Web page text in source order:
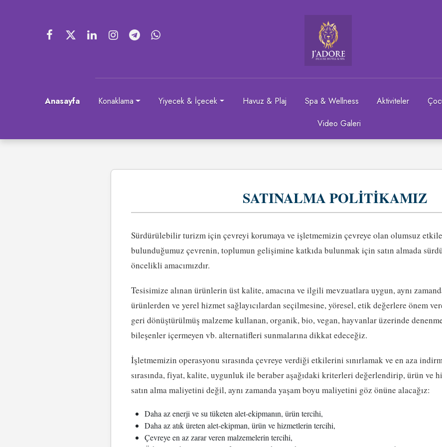
Anasayfa Konaklama Yiyecek & İçecek Havuz & Plaj Spa & Wellness Aktiviteler
Video Galeri
SATINALMA POLİTİKAMIZ
Sürdürülebilir turizm için çevreyi korumaya ve işletmemizin çevreye olan olumsuz
bulunduğumuz çevrenin, toplumun gelişimine katkıda bulunmak için satın almada
öncelikli amacımızdır.
Tesisimize alınan ürünlerin üst kalite, amacına ve ilgili mevzuatlara uygun, aynı
ürünlerden ve yerel hizmet sağlayıcılardan seçilmesine, yöresel, etik değerlere önem
geri dönüştürülmüş malzeme kullanan, organik, bio, vegan, hayvanlar üzerinde
bileşenler içermeyen vb. alternatifleri sunmalarına dikkat edeceğiz.
İşletmemizin operasyonu sırasında çevreye verdiği etkilerini sınırlamak ve en aza
sırasında, fiyat, kalite, uygunluk ile beraber aşağıdaki kriterleri değerlendirip, ürün ve
satın alma maliyetini değil, aynı zamanda yaşam boyu maliyetini göz önüne alacağız:
Daha az enerji ve su tüketen alet-ekipmanın, ürün tercihi,
Daha az atık üreten alet-ekipman, ürün ve hizmetlerin tercihi,
Çevreye en az zarar veren malzemelerin tercihi,